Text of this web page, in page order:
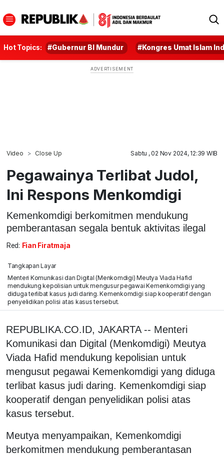
Hot Topics: #Gubernur BI Mundur #Kongres Umat Islam
Video Close Up Sabtu , 02 Nov 2024, 12:39 WIB
Pegawainya Terlibat Judol,
Ini Respons Menkomdigi
Kemenkomdigi berkomitmen mendukung
pemberantasan segala bentuk aktivitas ilegal
Red: Fian Firatmaja
Tangkapan Layar
Menteri Komunikasi dan Digital (Menkomdigi) Meutya Viada Hafid
mendukung kepolisian untuk mengusur pegawai Kemenkomdigi yang
diduga terlibat kasus judi daring. Kemenkomdigi siap kooperatif dengan
penyelidikan polisi atas kasus tersebut.
REPUBLIKA.CO.ID, JAKARTA -- Menteri
Komunikasi dan Digital (Menkomdigi) Meutya
Viada Hafid mendukung kepolisian untuk
mengusut pegawai Kemenkomdigi yang diduga
terlibat kasus judi daring. Kemenkomdigi siap
kooperatif dengan penyelidikan polisi atas
kasus tersebut.
Meutya menyampaikan, Kemenkomdigi
berkomitmen mendukung pemberantasan